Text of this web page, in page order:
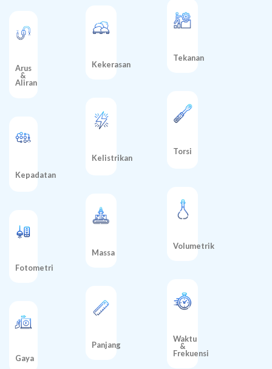
Arus
&
Aliran
Kepadatan
Fotometri
Gaya
Kekerasan
Kelistrikan
Massa
Panjang
Tekanan
Torsi
Volumetrik
Waktu
&
Frekuensi